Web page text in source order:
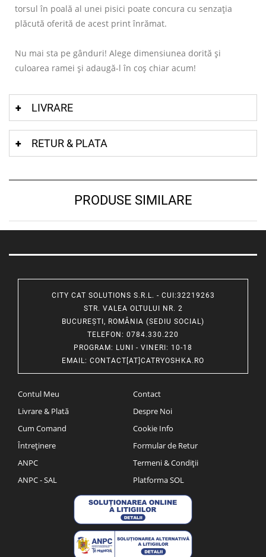
torsul în poală al unei pisici poate concura cu senzația
plăcută oferită de acest print înrămat.
Nu mai sta pe gânduri! Alege dimensiunea dorită și
culoarea ramei și adaugă-l în coș chiar acum!
LIVRARE
RETUR & PLATA
PRODUSE SIMILARE
CITY CAT SOLUTIONS S.R.L. - CUI:32219263
STR. VALEA OLTULUI NR. 2
BUCUREȘTI, ROMÂNIA (SEDIU SOCIAL)
TELEFON : 0784.330.220
PROGRAM: LUNI - VINERI: 10-18
EMAIL: CONTACT[AT]CATRYOSHKA.RO
Contul Meu
Livrare & Plată
Cum Comand
Întreținere
ANPC
ANPC - SAL
Contact
Despre Noi
Cookie Info
Formular de Retur
Termeni & Condiții
Platforma SOL